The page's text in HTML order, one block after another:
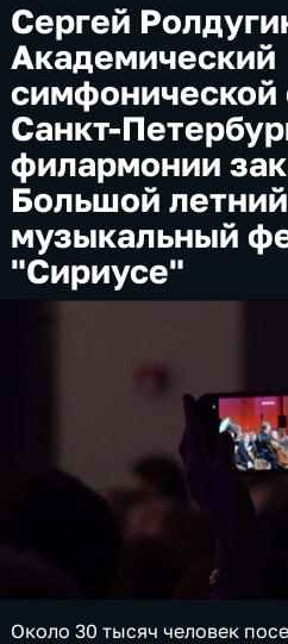
Сергей
Академический
симфонической
Санкт-
филармонии
Большой летний
музыкальный
"Сириусе"
Около 30 тысяч человек